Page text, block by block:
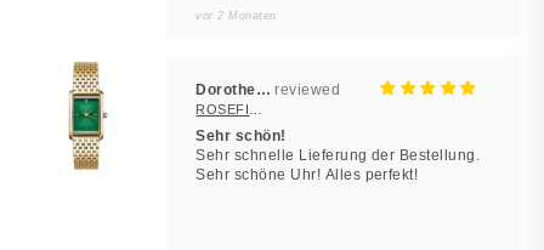
vor 2 Monaten
Dorothea Hilbert
Sehr schön!
Sehr schnelle Lieferung der Bestellung.
Sehr schöne Uhr! Alles perfekt!